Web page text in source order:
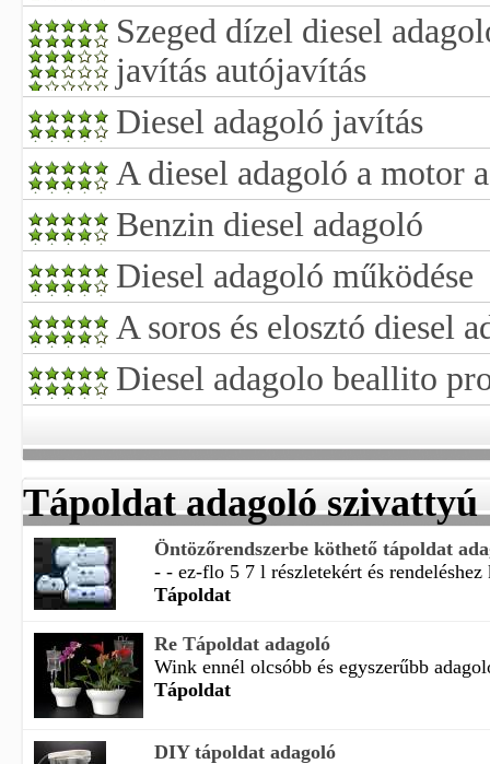
Szeged dízel diesel
javítás autójavítás
Diesel adagoló javítás
A diesel adagoló a motor
Benzin diesel adagoló
Diesel adagoló működése
A soros és elosztó diesel
Diesel adagolo beallito
Tápoldat adagoló szivattyú
Öntözőrendszerbe köthető tápoldat
- - ez-flo 5 7 l részletekért és
Tápoldat
Re Tápoldat adagoló
Wink ennél olcsóbb és egyszerűbb
Tápoldat
DIY tápoldat adagoló